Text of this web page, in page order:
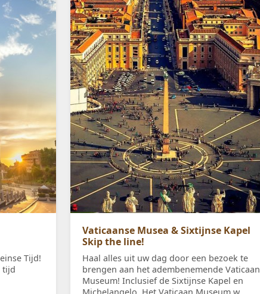
Tijd!
tijd
Vaticaanse Musea & Sixtijnse Kapel
Skip the line!
Haal alles uit uw dag door een bezoek te
brengen aan het adembenemende Vaticaan
Museum! Inclusief de Sixtijnse Kapel en